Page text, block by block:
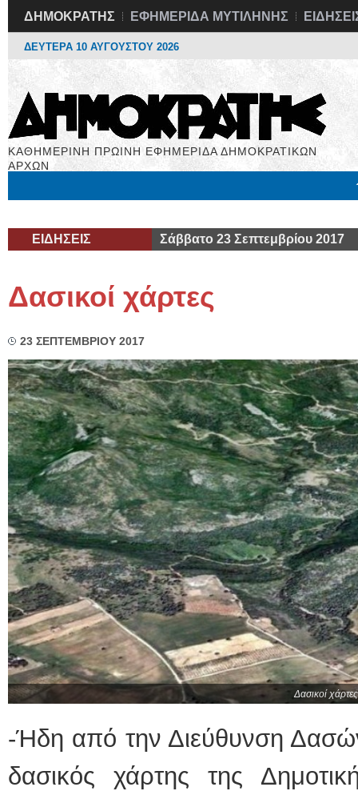
ΔΗΜΟΚΡΑΤΗΣ ΕΦΗΜΕΡΙΔΑ ΜΥΤΙΛΗΝΗΣ
ΔΕΥΤΕΡΑ 10 ΑΥΓΟΥΣΤΟΥ 2026
ΚΑΘΗΜΕΡΙΝΗ ΠΡΩΙΝΗ ΕΦΗΜΕΡΙΔΑ ΔΗΜΟΚΡΑΤΙΚΩΝ
ΑΡΧΩΝ
ΕΙΔΗΣΕΙΣ Σάββατο 23 Σεπτεμβρίου 2017
Δασικοί χάρτες
23 ΣΕΠΤΕΜΒΡΙΟΥ 2017
Δασικοί
-Ήδη από την Διεύθυνση
δασικός χάρτης της